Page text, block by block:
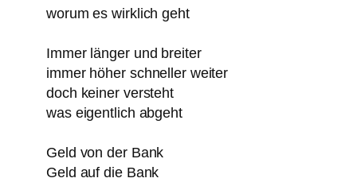
worum es wirklich geht
Immer länger und breiter
immer höher schneller weiter
doch keiner versteht
was eigentlich abgeht
Geld von der Bank
Geld auf die Bank